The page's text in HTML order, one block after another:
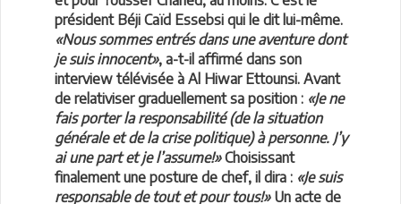
président Béji Caïd Essebsi qui le dit lui-même.
«Nous sommes entrés dans une aventure dont
je suis innocent», a-t-il affirmé dans son
interview télévisée à Al Hiwar Ettounsi. Avant
de relativiser graduellement sa position : «Je ne
fais porter la responsabilité (de la situation
générale et de la crise politique) à personne. J’y
ai une part et je l’assume!»Choisissant
finalement une posture de chef, il dira : «Je suis
responsable de tout et pour tous!»Un acte de